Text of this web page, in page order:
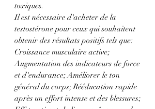
toxiques.
Il est nécessaire d'acheter de la
testostérone pour ceux qui souhaitent
obtenir des résultats positifs tels que:
Croissance musculaire active;
Augmentation des indicateurs de force
et d'endurance; Améliorer le ton
général du corps; Rééducation rapide
après un effort intense et des blessures;